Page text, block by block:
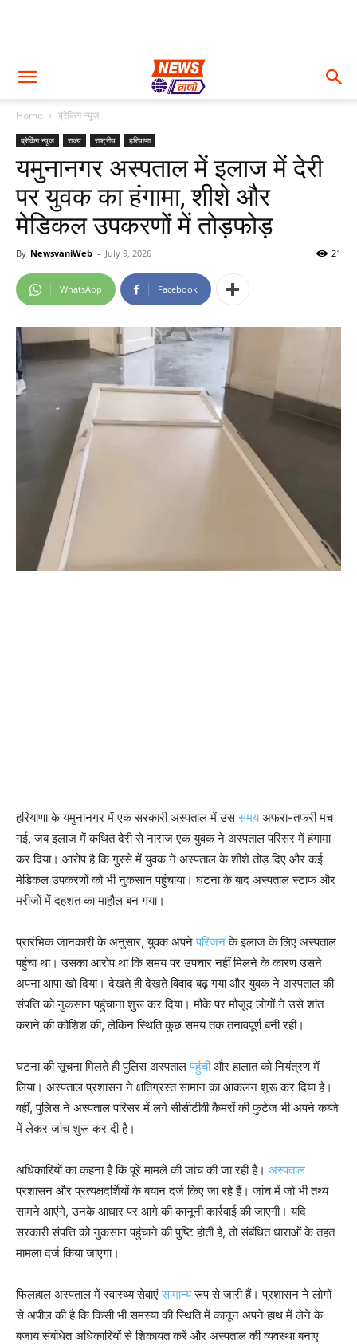
Home ब्रेकिंग न्यूज
ब्रेकिंग न्यूज राज्य राष्ट्रीय हरियाणा
यमुनानगर अस्पताल में इलाज में देरी
पर युवक का हंगामा, शीशे और
मेडिकल उपकरणों में तोड़फोड़
By NewsvaniWeb - July 9, 2026 21
WhatsApp Facebook
हरियाणा के यमुनानगर में एक सरकारी अस्पताल में उससमयअफरा-तफरी मच
गई, जब इलाज में कथित देरी से नाराज एक युवक ने अस्पताल परिसर में हंगामा
कर दिया। आरोप है कि गुस्से में युवक ने अस्पताल के शीशे तोड़ दिए और कई
मेडिकल उपकरणों को भी नुकसान पहुंचाया। घटना के बाद अस्पताल स्टाफ और
मरीजों में दहशत का माहौल बन गया।
प्रारंभिक जानकारी के अनुसार, युवक अपनेपरिजनके इलाज के लिए अस्पताल
पहुंचा था। उसका आरोप था कि समय पर उपचार नहीं मिलने के कारण उसने
अपना आपा खो दिया। देखते ही देखते विवाद बढ़ गया और युवक ने अस्पताल की
संपत्ति को नुकसान पहुंचाना शुरू कर दिया। मौके पर मौजूद लोगों ने उसे शांत
कराने की कोशिश की, लेकिन स्थिति कुछ समय तक तनावपूर्ण बनी रही।
घटना की सूचना मिलते ही पुलिस अस्पतालपहुंचीऔर हालात को नियंत्रण में
लिया। अस्पताल प्रशासन ने क्षतिग्रस्त सामान का आकलन शुरू कर दिया है।
वहीं, पुलिस ने अस्पताल परिसर में लगे सीसीटीवी कैमरों की फुटेज भी अपने कब्जे
में लेकर जांच शुरू कर दी है।
अधिकारियों का कहना है कि पूरे मामले की जांच की जा रही है। अस्पताल
प्रशासन और प्रत्यक्षदर्शियों के बयान दर्ज किए जा रहे हैं। जांच में जो भी तथ्य
सामने आएंगे, उनके आधार पर आगे की कानूनी कार्रवाई की जाएगी। यदि
सरकारी संपत्ति को नुकसान पहुंचाने की पुष्टि होती है, तो संबंधित धाराओं के तहत
मामला दर्ज किया जाएगा।
फिलहाल अस्पताल में स्वास्थ्य सेवाएंसामान्यरूप से जारी हैं। प्रशासन ने लोगों
से अपील की है कि किसी भी समस्या की स्थिति में कानून अपने हाथ में लेने के
बजाय संबंधित अधिकारियों से शिकायत करें और अस्पताल की व्यवस्था बनाए